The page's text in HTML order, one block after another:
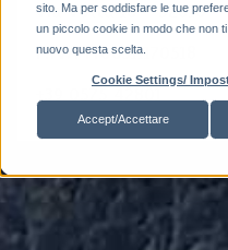
sito. Ma per soddisfare le tue
un piccolo cookie in modo che non
nuovo questa scelta.
Cookie Settings/
Accept/Accettare
Via Volta 10 - 52010 -
P.IVA IT00311170518